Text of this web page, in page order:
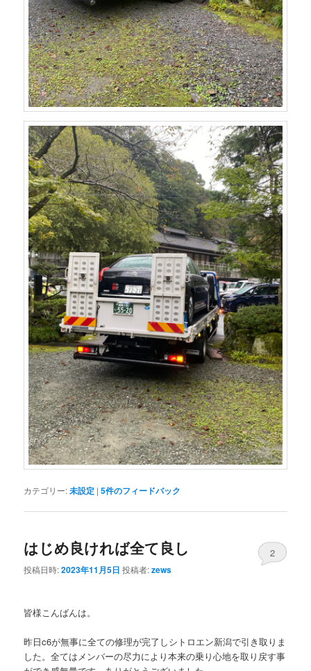
カテゴリー:未設定 |5件のフィードバック
はじめ良ければ全て良し
投稿日時:2023年11月5日 投稿者:zews
2
皆様こんばんは。
昨日c6が無事に全ての修理が完了しシトロエン新潟で引き取りま
した。全てはメンバーの尽力により本来の乗り心地を取り戻す事